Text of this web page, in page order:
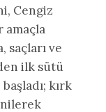
Cengiz
amaçla
saçları ve
ilk sütü
kırk